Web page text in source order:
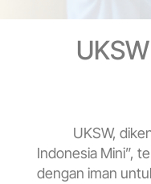
UKSW,
Indonesia Mini”,
dengan iman